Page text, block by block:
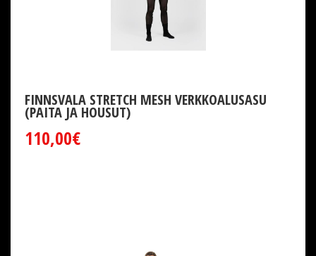
FINNSVALA STRETCH MESH VERKKOALUSASU
(PAITA JA HOUSUT)
110,00€